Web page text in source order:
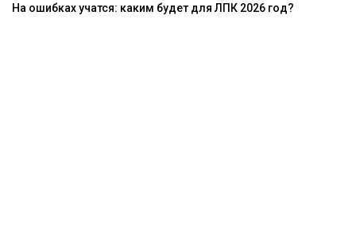
На ошибках учатся: каким будет для ЛПК 2026 год?